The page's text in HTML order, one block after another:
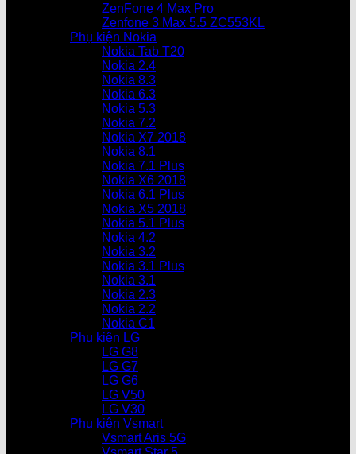
ZenFone 4 Max Pro
Zenfone 3 Max 5.5 ZC553KL
Phụ kiện Nokia
Nokia Tab T20
Nokia 2.4
Nokia 8.3
Nokia 6.3
Nokia 5.3
Nokia 7.2
Nokia X7 2018
Nokia 8.1
Nokia 7.1 Plus
Nokia X6 2018
Nokia 6.1 Plus
Nokia X5 2018
Nokia 5.1 Plus
Nokia 4.2
Nokia 3.2
Nokia 3.1 Plus
Nokia 3.1
Nokia 2.3
Nokia 2.2
Nokia C1
Phụ kiện LG
LG G8
LG G7
LG G6
LG V50
LG V30
Phụ kiện Vsmart
Vsmart Aris 5G